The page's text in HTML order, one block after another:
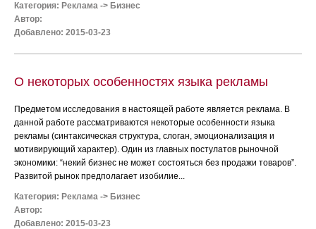
Категория: Реклама -> Бизнес
Автор:
Добавлено: 2015-03-23
О некоторых особенностях языка рекламы
Предметом исследования в настоящей работе является реклама. В
данной работе рассматриваются некоторые особенности языка
рекламы (синтаксическая структура, слоган, эмоционализация и
мотивирующий характер). Один из главных постулатов рыночной
экономики: “некий бизнес не может состояться без продажи товаров”.
Развитой рынок предполагает изобилие...
Категория: Реклама -> Бизнес
Автор:
Добавлено: 2015-03-23